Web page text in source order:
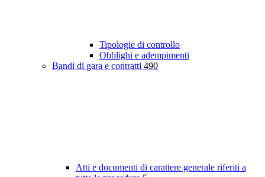
Tipologie di controllo
Obblighi e adempimenti
Bandi di gara e contratti 490
Atti e documenti di carattere generale riferiti a